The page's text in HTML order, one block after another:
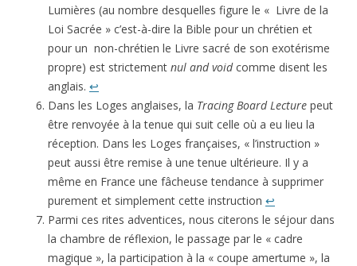
Lumières (au nombre desquelles figure le « Livre de la
Loi Sacrée » c’est-à-dire la Bible pour un chrétien et
pour un non-chrétien le Livre sacré de son exotérisme
propre) est strictement nul and voidcomme disent les
anglais. ↩
Dans les Loges anglaises, la Tracing Board Lecture peut
être renvoyée à la tenue qui suit celle où a eu lieu la
réception. Dans les Loges françaises, « l’instruction »
peut aussi être remise à une tenue ultérieure. Il y a
même en France une fâcheuse tendance à supprimer
purement et simplement cette instruction ↩
Parmi ces rites adventices, nous citerons le séjour dans
la chambre de réflexion, le passage par le « cadre
magique », la participation à la « coupe amertume », la